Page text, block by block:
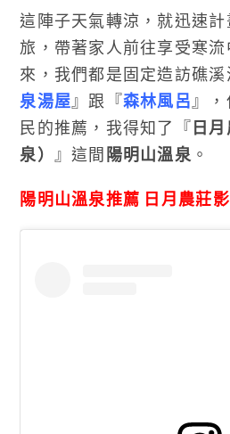
這陣子天氣轉涼，就迅速
旅，帶著家人前往享受寒
來，我們都是固定造訪礁溪
泉湯屋 』跟『森林風呂 』
民的推薦，我得知了『日
泉）
』這間陽明山溫泉 。
陽明山溫泉推薦 日月農莊